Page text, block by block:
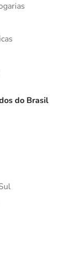
do Brasil